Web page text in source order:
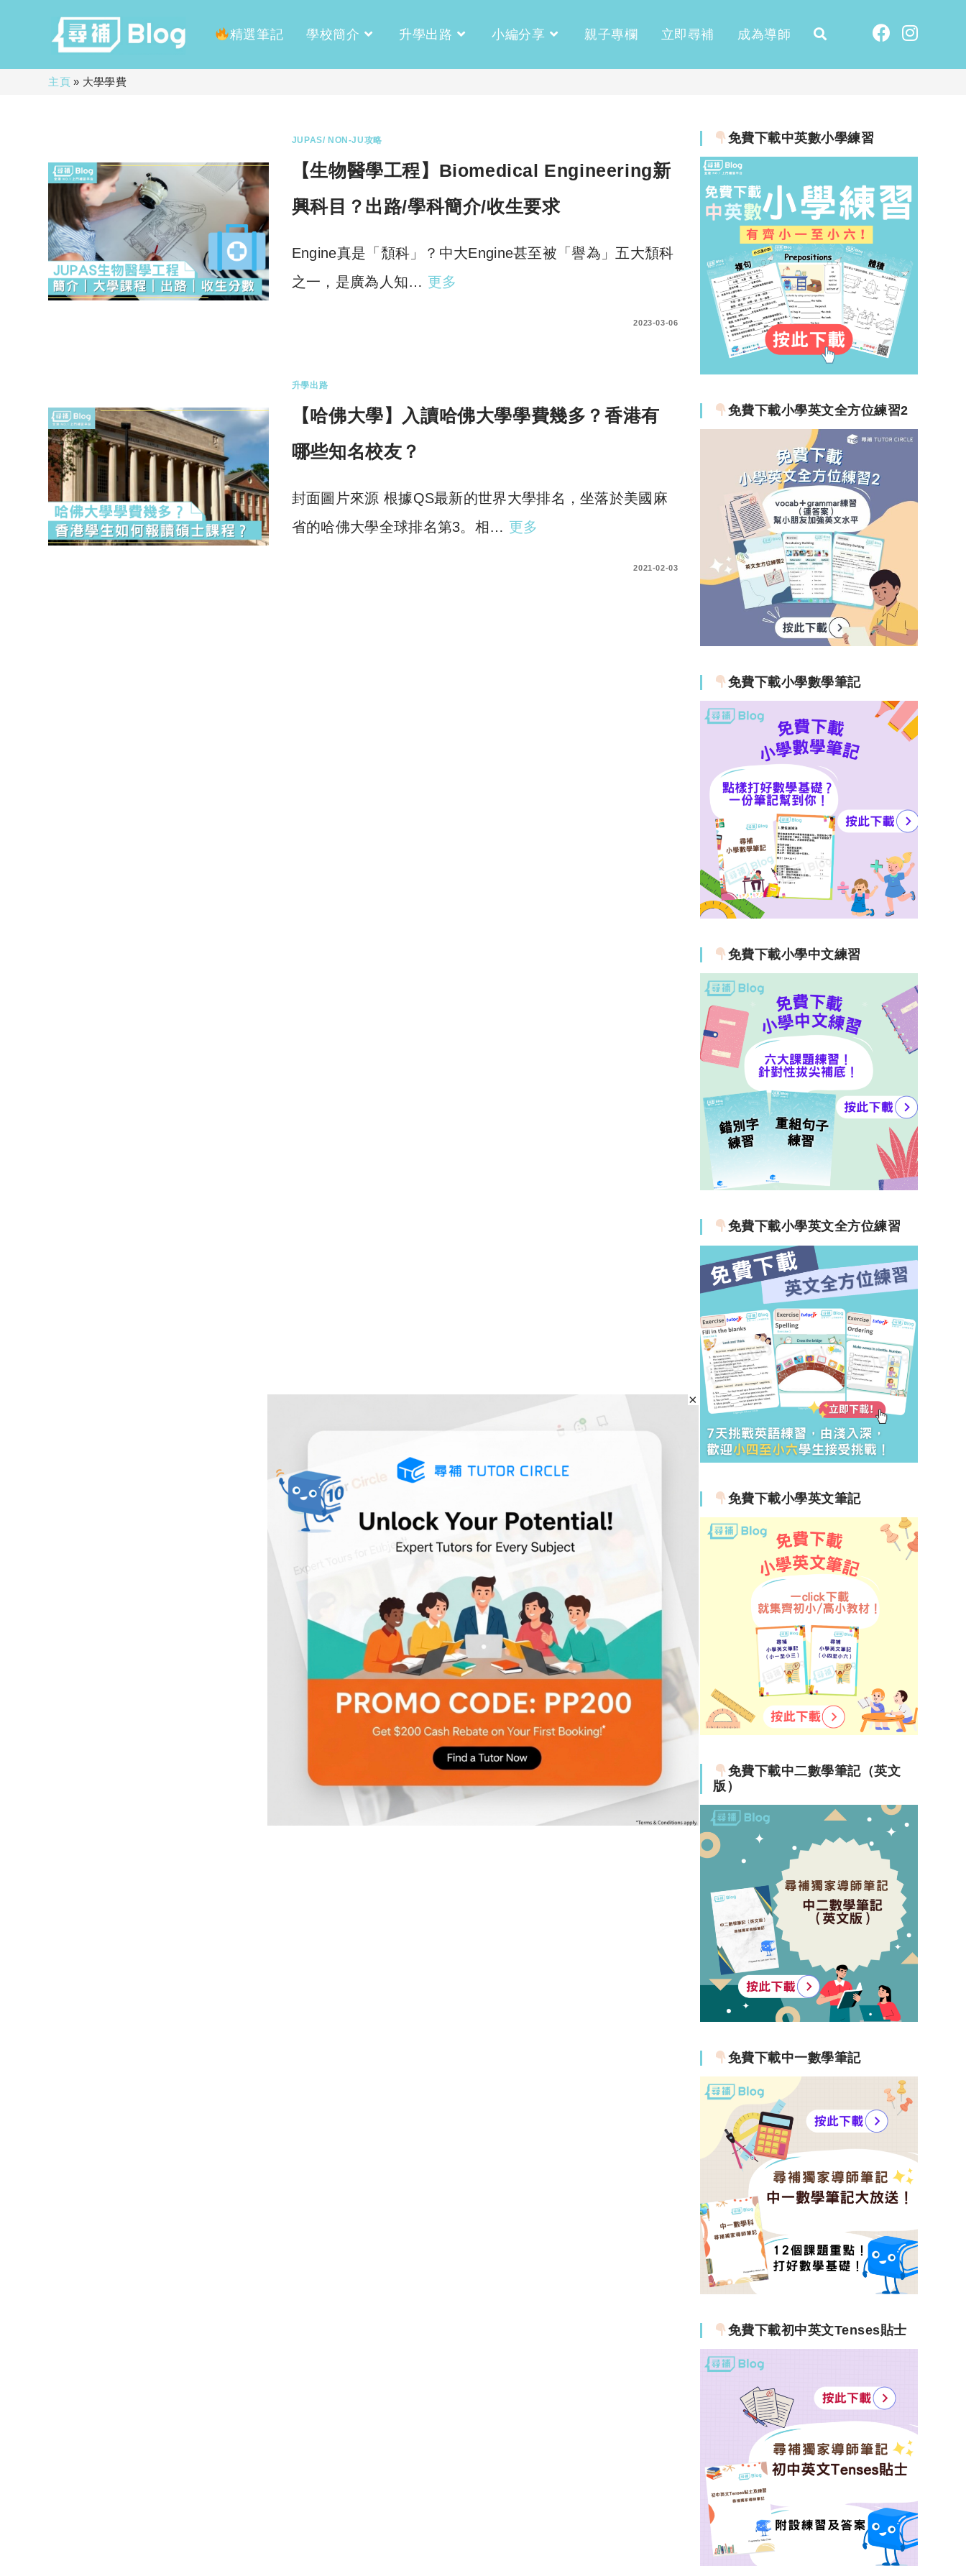
精選筆記 學校簡介 升學出路 小編分享 親子專欄 立即尋補 成為導師
主頁» 大學學費
JUPAS/ NON-JU攻略
【生物醫學工程】Biomedical Engineering新
興科目？出路/學科簡介/收生要求
Engine真是「頹科」？中大Engine甚至被「譽為」五大頹科
之一，是廣為人知… 更多
2023-03-06
升學出路
【哈佛大學】入讀哈佛大學學費幾多？香港有
哪些知名校友？
封面圖片來源 根據QS最新的世界大學排名，坐落於美國麻
省的哈佛大學全球排名第3。相… 更多
2021-02-03
免費下載中英數小學練習
免費下載小學英文全方位練習2
免費下載小學數學筆記
免費下載小學中文練習
免費下載小學英文全方位練習
免費下載小學英文筆記
免費下載中二數學筆記（英文
版）
免費下載中一數學筆記
免費下載初中英文Tenses貼士